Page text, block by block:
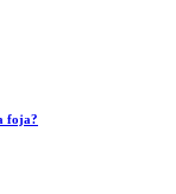
foja?